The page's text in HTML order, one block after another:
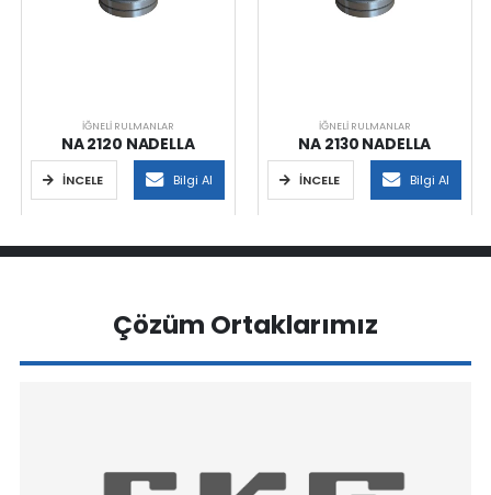
İĞNELI RULMANLAR
NA 2120 NADELLA
İNCELE Bilgi Al
İĞNELI RULMANLAR
NA 2130 NADELLA
İNCELE Bilgi Al
Çözüm Ortaklarımız